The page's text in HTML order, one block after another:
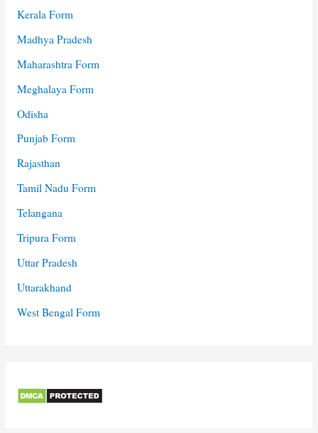
Kerala Form
Madhya Pradesh
Maharashtra Form
Meghalaya Form
Odisha
Punjab Form
Rajasthan
Tamil Nadu Form
Telangana
Tripura Form
Uttar Pradesh
Uttarakhand
West Bengal Form